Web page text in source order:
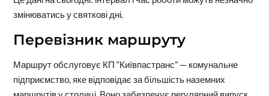
змінюватись у святкові дні.
Перевізник маршруту
Маршрут обслуговує КП “Київпастранс” — комунальне
підприємство, яке відповідає за більшість наземних